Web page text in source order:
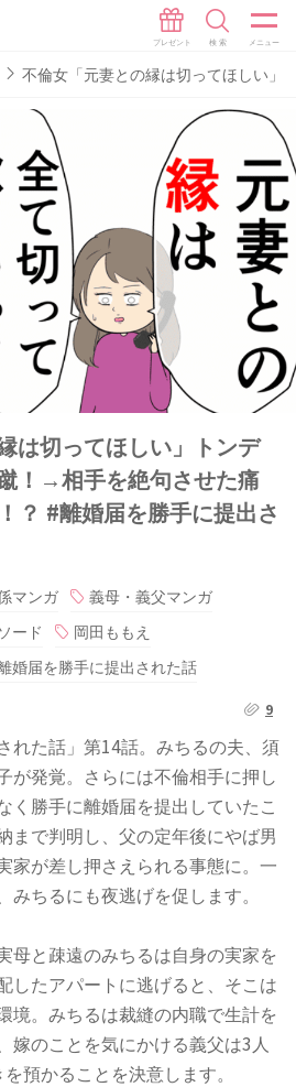
不倫女「元妻との縁は切ってほしい
は切ってほしい」トンデ
！→相手を絶句させた痛
？ #離婚届を勝手に提出さ
マンガ
義母・義父マンガ
ード
岡田ももえ
婚届を勝手に提出された話
9
れた話」第14話。みちるの夫、須
が発覚。さらには不倫相手に押し
く勝手に離婚届を提出していたこ
まで判明し、父の定年後にやば男
家が差し押さえられる事態に。一
ちるにも夜逃げを促します。
母と疎遠のみちるは自身の実家を
したアパートに逃げると、そこは
境。みちるは裁縫の内職で生計を
嫁のことを気にかける義父は3人
預かることを決意します。